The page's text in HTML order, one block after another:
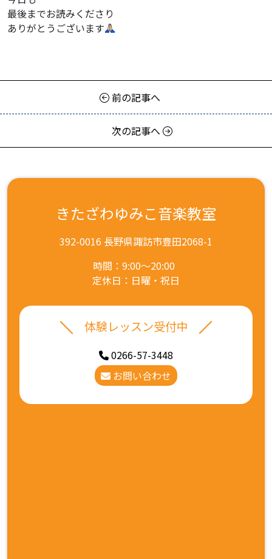
最後までお読みくださり
ありがとうございます
前の記事へ
次の記事へ
きたざわゆみこ音楽教室
392-0016 長野県諏訪市豊田2068-1
時間：9:00～20:00
定休日：日曜・祝日
体験レッスン受付中
0266-57-3448
お問い合わせ